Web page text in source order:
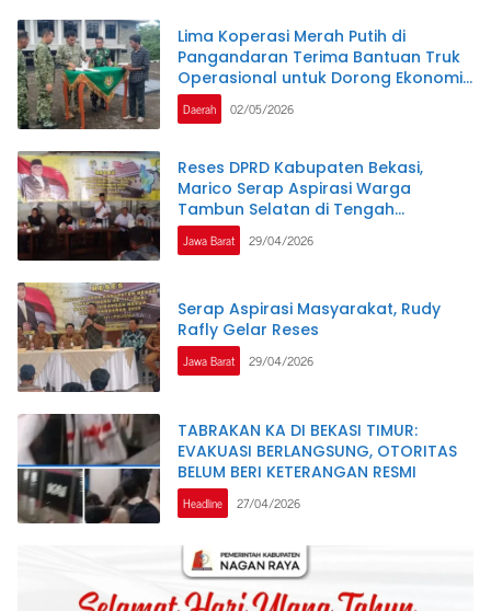
Lima Koperasi Merah Putih di
Pangandaran Terima Bantuan Truk
Operasional untuk Dorong Ekonomi
Desa
Daerah 02/05/2026
Reses DPRD Kabupaten Bekasi,
Marico Serap Aspirasi Warga
Tambun Selatan di Tengah
Tantangan Anggaran dan Tata
Kelola
Jawa Barat 29/04/2026
Serap Aspirasi Masyarakat, Rudy
Rafly Gelar Reses
Jawa Barat 29/04/2026
TABRAKAN KA DI BEKASI TIMUR:
EVAKUASI BERLANGSUNG, OTORITAS
BELUM BERI KETERANGAN RESMI
Headline 27/04/2026